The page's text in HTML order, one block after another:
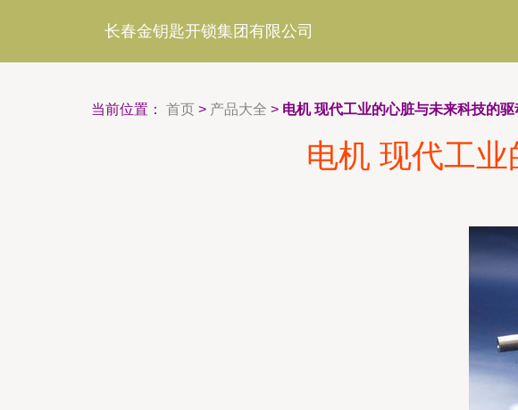
长春金钥匙开锁集团有限公司
当前位置： 首页 > 产品大全 > 电机 现代工业的心脏与未来科技的驱
电机 现代工